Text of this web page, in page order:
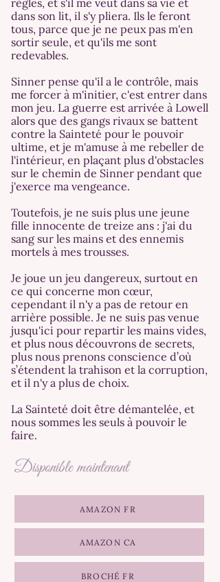
règles, et s'il me veut dans sa vie et
dans son lit, il s'y pliera. Ils le feront
tous, parce que je ne peux pas m'en
sortir seule, et qu'ils me sont
redevables.
Sinner pense qu'il a le contrôle, mais
me forcer à m'initier, c'est entrer dans
mon jeu. La guerre est arrivée à Lowell
alors que des gangs rivaux se battent
contre la Sainteté pour le pouvoir
ultime, et je m'amuse à me rebeller de
l'intérieur, en plaçant plus d'obstacles
sur le chemin de Sinner pendant que
j'exerce ma vengeance.
Toutefois, je ne suis plus une jeune
fille innocente de treize ans : j'ai du
sang sur les mains et des ennemis
mortels à mes trousses.
Je joue un jeu dangereux, surtout en
ce qui concerne mon cœur,
cependant il n'y a pas de retour en
arrière possible. Je ne suis pas venue
jusqu'ici pour repartir les mains vides,
et plus nous découvrons de secrets,
plus nous prenons conscience d’où
s’étendent la trahison et la corruption,
et il n'y a plus de choix.
La Sainteté doit être démantelée, et
nous sommes les seuls à pouvoir le
faire.
Disponible maintenant
AMAZON FR
AMAZON CA
BROCHÉ FR